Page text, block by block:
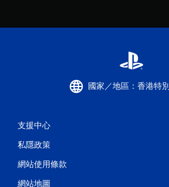
國家／地區：香港特
支援中心
私隱政策
網站使用條款
網站地圖